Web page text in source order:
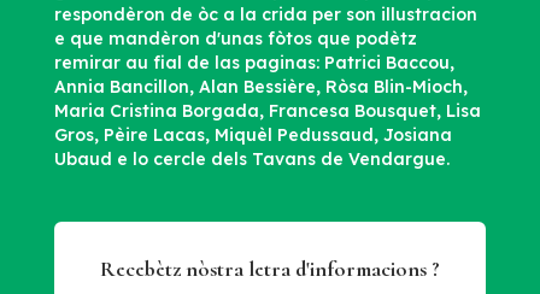
respondèron de òc a la crida per son illustracion
e que mandèron d'unas fòtos que podètz
remirar au fial de las paginas: Patrici Baccou,
Annia Bancillon, Alan Bessière, Ròsa Blin-Mioch,
Maria Cristina Borgada, Francesa Bousquet, Lisa
Gros, Pèire Lacas, Miquèl Pedussaud, Josiana
Ubaud e lo cercle dels Tavans de Vendargue.
Recebètz nòstra letra d'informacions ?